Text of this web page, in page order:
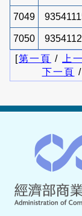
7049
7050
[第一頁 / 上
下一頁 /